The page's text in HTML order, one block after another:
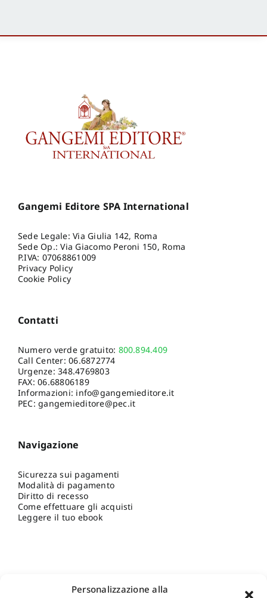
Personalizzazione alla
Gangemi Editore SPA International
Sede Legale: Via Giulia 142, Roma
Sede Op.: Via Giacomo Peroni 150, Roma
P.IVA: 07068861009
Privacy Policy
Cookie Policy
Contatti
Numero verde gratuito: 800.894.409
Call Center:06.6872774
Urgenze:348.4769803
FAX: 06.68806189
Informazioni: info@gangemieditore.it
PEC: gangemieditore@pec.it
Navigazione
Sicurezza sui pagamenti
Modalità di pagamento
Diritto di recesso
Come effettuare gli acquisti
Leggere il tuo ebook